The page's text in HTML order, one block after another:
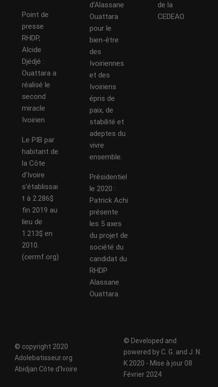
Point de
presse
RHDP,
Alcide
Djédjé :
Ouattara a
réalisé le
second
miracle
Ivoirien
Le PIB par
habitant de
la Côte
d’Ivoire
s’établissai
t à 2.286$
fin 2019 au
lieu de
1.213$ en
2010.
(cermf.org)
d’Alassane
Ouattara
pour le
bien-être
des
Ivoiriennes
et des
Ivoiriens
épris de
paix, de
stabilité et
adeptes du
vivre
ensemble.
Présidentiel
le 2020 :
Patrick Achi
présente
les 5 axes
du projet de
société du
candidat du
RHDP
Alassane
Ouattara.
de la
CEDEAO
© copyright 2020
Adolebatisseur.org
Abidjan Côte d'Ivoire
© Developed and
powered by C. G. and J. N.
K 2020 - Mise à jour 08
Février 2024